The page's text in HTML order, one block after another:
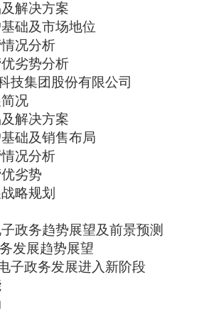
及解决方案
基础及市场地位
情况分析
优劣势分析
技集团股份有限公司
简况
及解决方案
基础及销售布局
情况分析
劣势
略规划
政务趋势展望及前景预测
发展趋势展望
子政务发展进入新阶段